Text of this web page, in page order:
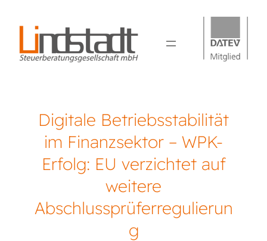
Digitale Betriebsstabilität
im Finanzsektor – WPK-
Erfolg: EU verzichtet auf
weitere
Abschlussprüferregulierun
g